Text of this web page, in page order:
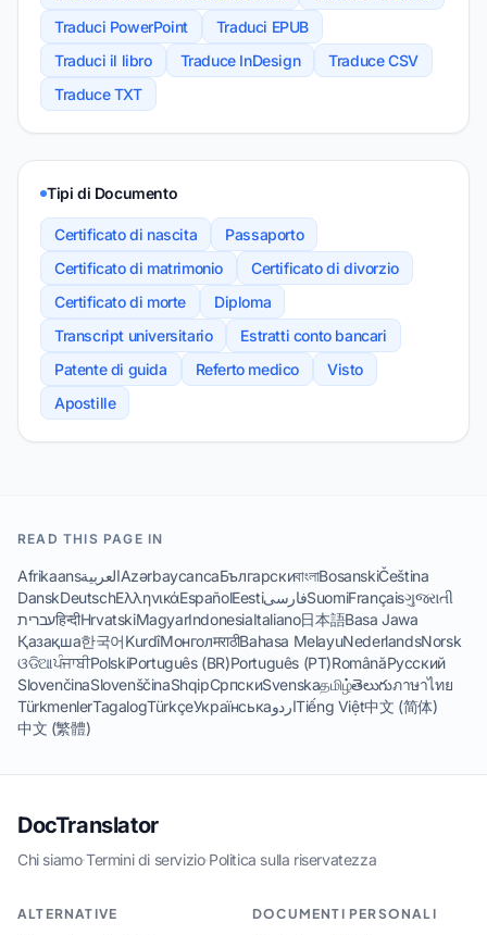
Traduci PowerPoint
Traduci EPUB
Traduci il libro
Traduce InDesign
Traduce CSV
Traduce TXT
Tipi di Documento
Certificato di nascita
Passaporto
Certificato di matrimonio
Certificato di divorzio
Certificato di morte
Diploma
Transcript universitario
Estratti conto bancari
Patente di guida
Referto medico
Visto
Apostille
READ THIS PAGE IN
AfrikaansالعربيةAzərbaycancaБългарскиবাংলাBosanskiČeština
DanskDeutschΕλληνικάEspañolEestiفارسیSuomiFrançaisગુજરાતી
עבריתहिन्दीHrvatskiMagyarIndonesiaItaliano日本語Basa Jawa
Қазақша한국어KurdîМонголमराठीBahasa MelayuNederlandsNorsk
ଓଡିଆਪੰਜਾਬੀPolskiPortuguês (BR)Português (PT)RomânăРусский
SlovenčinaSlovenščinaShqipСрпскиSvenskaதமிழ்తెలుగుภาษาไทย
TürkmenlerTagalogTürkçeУкраїнськаاردوTiếng Việt中文 (简体)
中文 (繁體)
DocTranslator
Chi siamo·Termini di servizio·Politica sulla riservatezza
ALTERNATIVE DOCUMENTI PERSONALI